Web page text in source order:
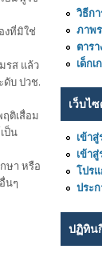
งที่มิใช่
รส แล้ว
ดับ ปวช.
ติเสื่อม
ป็น
ษา หรือ
นๆ
วิธีก
ภาพ
ตาร
เด็ก
เว็บไ
เข้า
เข้า
โปร
ประ
ปฏิทิน